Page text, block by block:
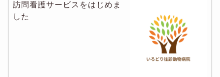
訪問看護サービスをはじめま
した